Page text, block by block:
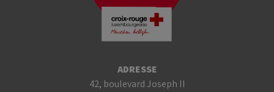
ADRESSE
42, boulevard Joseph II